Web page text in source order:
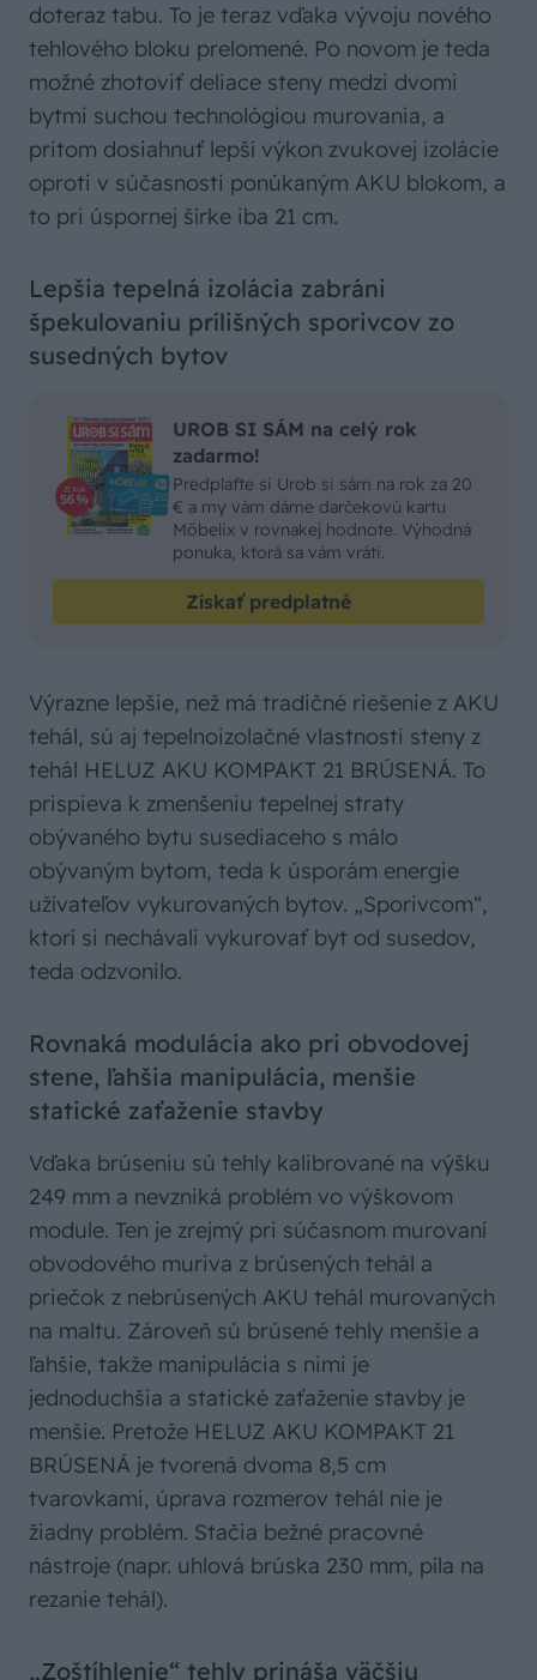
doteraz tabu. To je teraz vďaka vývoju nového
tehlového bloku prelomené. Po novom je teda
možné zhotoviť deliace steny medzi dvomi
bytmi suchou technológiou murovania, a
pritom dosiahnuť lepší výkon zvukovej izolácie
oproti v súčasnosti ponúkaným AKU blokom, a
to pri úspornej šírke iba 21 cm.
Lepšia tepelná izolácia zabráni
špekulovaniu prílišných sporivcov zo
susedných bytov
UROB SI SÁM na celý rok
zadarmo!
Predplaťte si Urob si sám na rok za 20
€ a my vám dáme darčekovú kartu
Möbelix v rovnakej hodnote. Výhodná
ponuka, ktorá sa vám vráti.
Získať predplatné
Výrazne lepšie, než má tradičné riešenie z AKU
tehál, sú aj tepelnoizolačné vlastnosti steny z
tehál HELUZ AKU KOMPAKT 21 BRÚSENÁ. To
prispieva k zmenšeniu tepelnej straty
obývaného bytu susediaceho s málo
obývaným bytom, teda k úsporám energie
užívateľov vykurovaných bytov. „Sporivcom“,
ktorí si nechávali vykurovať byt od susedov,
teda odzvonilo.
Rovnaká modulácia ako pri obvodovej
stene, ľahšia manipulácia, menšie
statické zaťaženie stavby
Vďaka brúseniu sú tehly kalibrované na výšku
249 mm a nevzniká problém vo výškovom
module. Ten je zrejmý pri súčasnom murovaní
obvodového muriva z brúsených tehál a
priečok z nebrúsených AKU tehál murovaných
na maltu. Zároveň sú brúsené tehly menšie a
ľahšie, takže manipulácia s nimi je
jednoduchšia a statické zaťaženie stavby je
menšie. Pretože HELUZ AKU KOMPAKT 21
BRÚSENÁ je tvorená dvoma 8,5 cm
tvarovkami, úprava rozmerov tehál nie je
žiadny problém. Stačia bežné pracovné
nástroje (napr. uhlová brúska 230 mm, píla na
rezanie tehál).
„Zoštíhlenie“ tehly prináša väčšiu